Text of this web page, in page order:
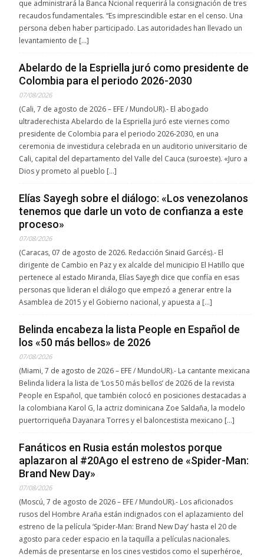
que administrará la Banca Ncional requerirá la consignación de tres
recaudos fundamentales. “Es imprescindible estar en el censo. Una
persona deben haber participado. Las autoridades han llevado un
levantamiento de […]
Abelardo de la Espriella juró como presidente de
Colombia para el periodo 2026-2030
07/08/2026
(Cali, 7 de agosto de 2026 – EFE / MundoUR).- El abogado
ultraderechista Abelardo de la Espriella juró este viernes como
presidente de Colombia para el periodo 2026-2030, en una
ceremonia de investidura celebrada en un auditorio universitario de
Cali, capital del departamento del Valle del Cauca (suroeste). «Juro a
Dios y prometo al pueblo […]
Elías Sayegh sobre el diálogo: «Los venezolanos
tenemos que darle un voto de confianza a este
proceso»
07/08/2026
(Caracas, 07 de agosto de 2026. Redacción Sinaid Garcés).- El
dirigente de Cambio en Paz y ex alcalde del municipio El Hatillo que
pertenece al estado Miranda, Elías Sayegh dice que confía en esas
personas que lideran el diálogo que empezó a generar entre la
Asamblea de 2015 y el Gobierno nacional, y apuesta a […]
Belinda encabeza la lista People en Español de
los «50 más bellos» de 2026
07/08/2026
(Miami, 7 de agosto de 2026 – EFE / MundoUR).- La cantante mexicana
Belinda lidera la lista de ‘Los 50 más bellos’ de 2026 de la revista
People en Español, que también colocó en posiciones destacadas a
la colombiana Karol G, la actriz dominicana Zoe Saldaña, la modelo
puertorriqueña Dayanara Torres y el baloncestista mexicano […]
Fanáticos en Rusia están molestos porque
aplazaron al #20Ago el estreno de «Spider-Man:
Brand New Day»
07/08/2026
(Moscú, 7 de agosto de 2026 – EFE / MundoUR).- Los aficionados
rusos del Hombre Araña están indignados con el aplazamiento del
estreno de la película ‘Spider-Man: Brand New Day’ hasta el 20 de
agosto para ceder espacio en la taquilla a películas nacionales.
Además de presentarse en los cines vestidos como el superhéroe,